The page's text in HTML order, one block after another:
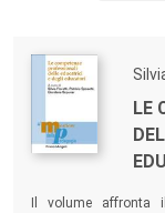
LE
Il volume affronta